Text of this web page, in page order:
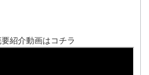
紹介動画はコチラ